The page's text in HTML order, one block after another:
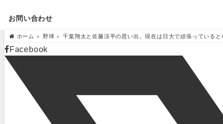
お問い合わせ
ホーム 野球 千葉翔太と佐藤涼平の思い出。現在は日大で頑張っていると
Facebook